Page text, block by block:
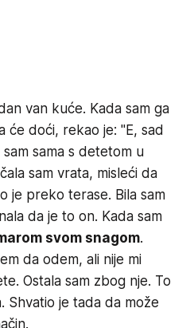
van kuće. Kada sam ga
će doći, rekao je: "E, sad
sama s detetom u
sam vrata, misleći da
je preko terase. Bila sam
da je to on. Kada sam
svom snagom.
da odem, ali nije mi
Ostala sam zbog nje. To
Shvatio je tada da može